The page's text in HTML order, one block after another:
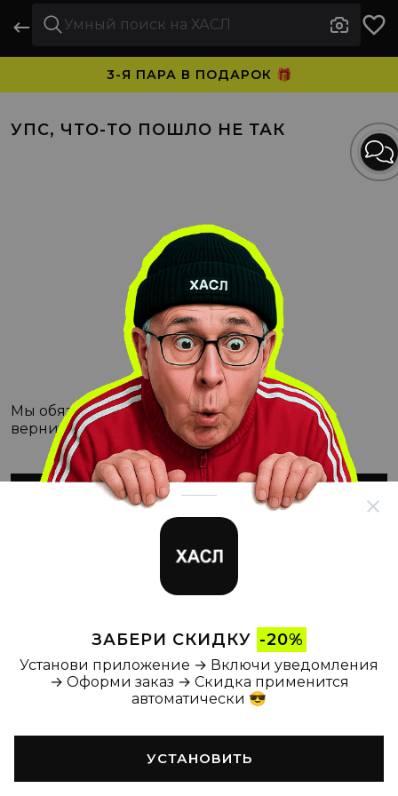
ЗАБЕРИ СКИДКУ -20%
Установи приложение → Включи уведомления
→ Оформи заказ → Скидка применится
автоматически 😎
УСТАНОВИТЬ
3-Я ПАРА В ПОДАРОК 🎁
УПС, ЧТО-ТО ПОШЛО НЕ ТАК
Мы обязательно с этим разберёмся, а пока
вернитесь на Главную
ВЕРНУТЬСЯ НА ГЛАВНУЮ
Главная Каталог Корзина Новости Профиль